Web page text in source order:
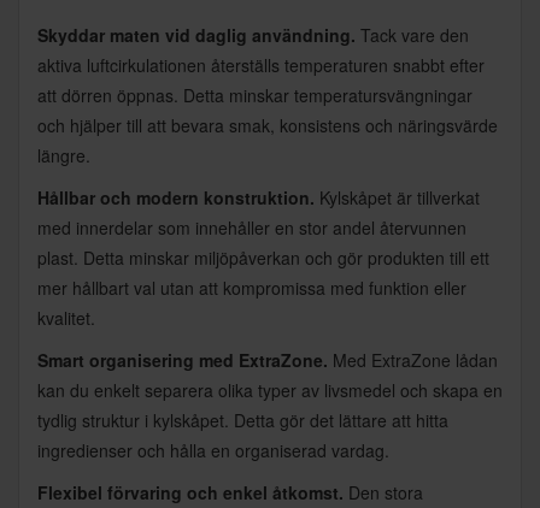
Skyddar maten vid daglig användning. Tack vare den
aktiva luftcirkulationen återställs temperaturen snabbt efter
att dörren öppnas. Detta minskar temperatursvängningar
och hjälper till att bevara smak, konsistens och näringsvärde
längre.
Hållbar och modern konstruktion. Kylskåpet är tillverkat
med innerdelar som innehåller en stor andel återvunnen
plast. Detta minskar miljöpåverkan och gör produkten till ett
mer hållbart val utan att kompromissa med funktion eller
kvalitet.
Smart organisering med ExtraZone. Med ExtraZone lådan
kan du enkelt separera olika typer av livsmedel och skapa en
tydlig struktur i kylskåpet. Detta gör det lättare att hitta
ingredienser och hålla en organiserad vardag.
Flexibel förvaring och enkel åtkomst. Den stora